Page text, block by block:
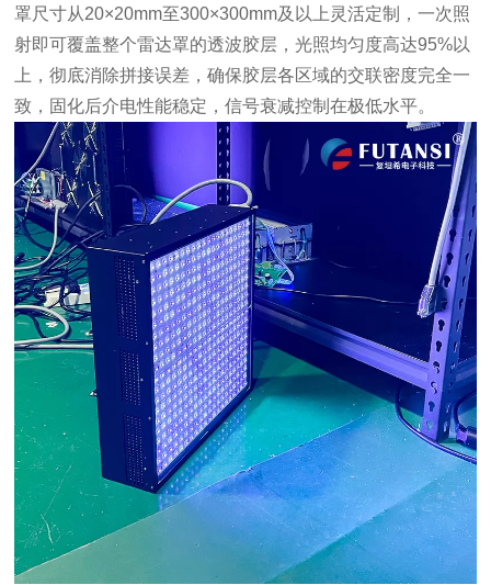
罩尺寸从20×20mm至300×300mm及以上灵活定制，一次照
射即可覆盖整个雷达罩的透波胶层，光照均匀度高达95%以
上，彻底消除拼接误差，确保胶层各区域的交联密度完全一
致，固化后介电性能稳定，信号衰减控制在极低水平。